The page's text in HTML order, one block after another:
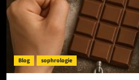
Blog sophrologie